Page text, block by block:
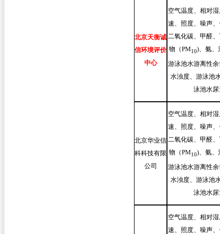
北京天衡诚
信环境评价
中心
空气温度、相对
速、照度、噪声
二氧化碳、甲醛
物（PM10)、氨、
游泳池水游离性
水浊度、游泳池
泳池水尿
北京华业信
科科技有限
公司
空气温度、相对
速、照度、噪声
二氧化碳、甲醛
物（PM10)、氨、
游泳池水游离性
水浊度、游泳池
泳池水尿
空气温度、相对
速、照度、噪声